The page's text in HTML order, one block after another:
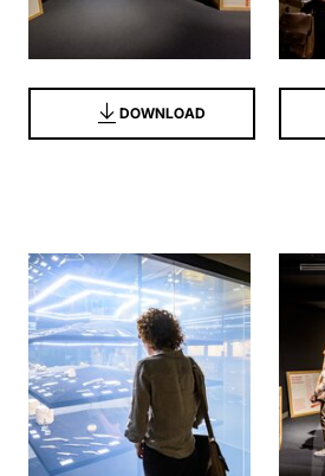
DOWNLOAD